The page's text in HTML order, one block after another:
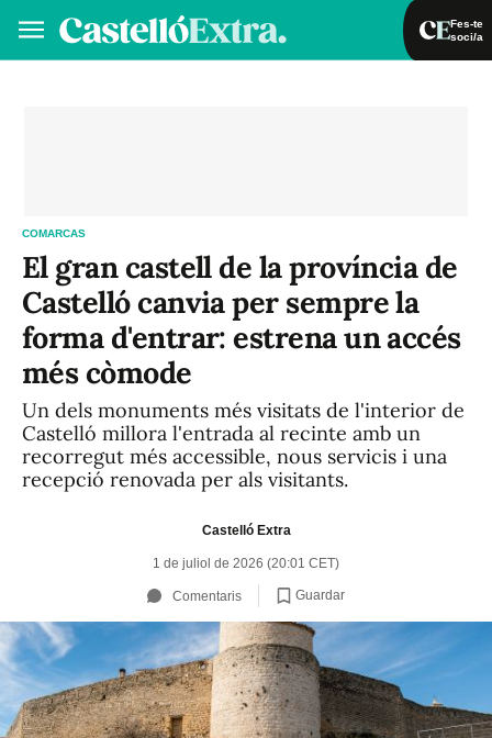
Fes-te
soci/a
COMARCAS
El gran castell de la província de
Castelló canvia per sempre la
forma d'entrar: estrena un accés
més còmode
Un dels monuments més visitats de l'interior de
Castelló millora l'entrada al recinte amb un
recorregut més accessible, nous servicis i una
recepció renovada per als visitants.
Castelló Extra
1 de juliol de 2026 (20:01 CET)
Comentaris Guardar